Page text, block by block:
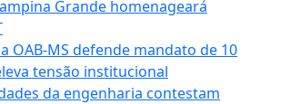
Grande homenageará
OAB-MS defende mandato de 10
tensão institucional
da engenharia contestam